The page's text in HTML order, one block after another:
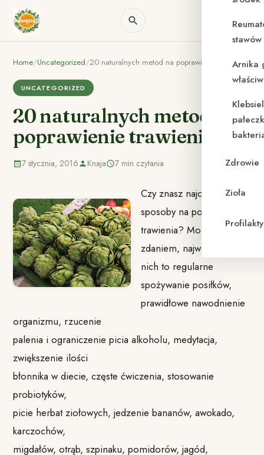
Arnika
Zdrowie
Zioła
Home/Uncategorized/20 naturalnych metod na poprawienie trawienia
UNCATEGORIZED
20 naturalnych metod na
poprawienie trawienia
7 stycznia, 2016 Knaja 7 min czytania
Czy znasz najciekawsze
sposoby na poprawienie
trawienia? Moim
zdaniem, najważniejsze z
nich to regularne
spożywanie posiłków,
prawidłowe nawodnienie
organizmu, rzucenie
palenia i ograniczenie picia alkoholu, medytacja,
zwiększenie ilości
błonnika w diecie, częste ćwiczenia, stosowanie
probiotyków,
picie herbat ziołowych, jedzenie bananów, awokado,
karczochów,
migdałów, otrąb, szpinaku, pomidorów, jagód,